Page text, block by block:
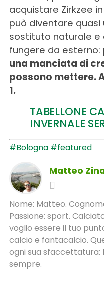
acquistare Zirkzee
può diventare quasi
sostituto naturale e
fungere da esterno:
una manciata di
possono mettere.
1.
TABELLONE
INVERNALE
#Bologna #featured
Matteo
Nome: Matteo.
Passione: sport.
voglio essere il tuo
calcio e fantacalcio.
ogni sua sfaccettatura:
sempre.